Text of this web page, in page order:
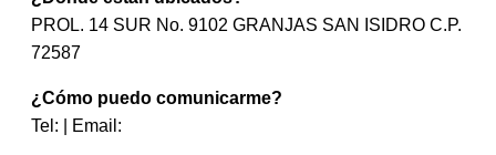
PROL. 14 SUR No. 9102 GRANJAS SAN ISIDRO C.P.
72587
¿Cómo puedo comunicarme?
Tel: | Email: